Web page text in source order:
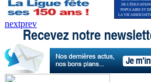
nextprev